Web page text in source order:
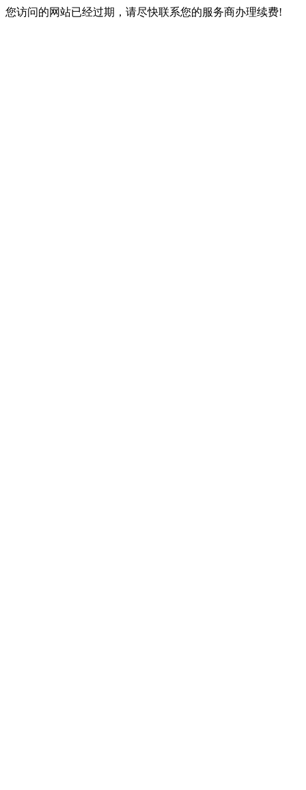
您访问的网站已经过期，请尽快联系您的服务商办理续费!